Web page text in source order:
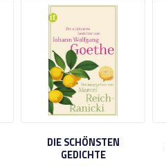
DIE SCHÖNSTEN
GEDICHTE